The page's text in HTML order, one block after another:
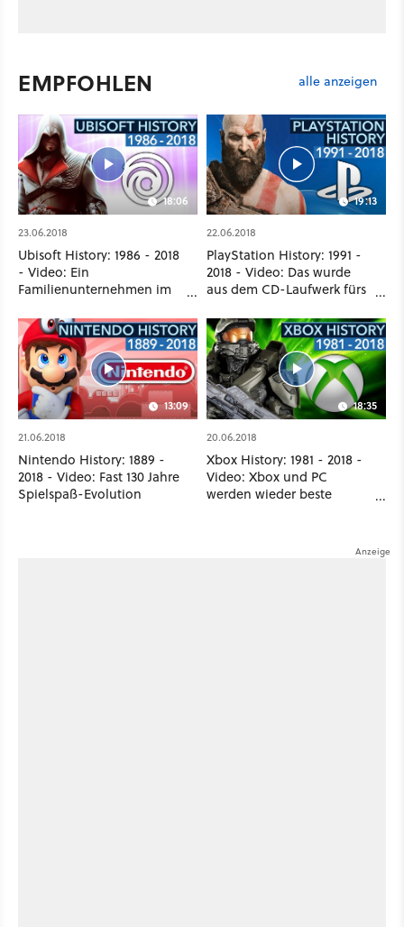
EMPFOHLEN alle anzeigen
18:06
23.06.2018
Ubisoft History: 1986 - 2018
- Video: Ein
Familienunternehmen im
19:13
22.06.2018
PlayStation History: 1991 -
2018 - Video: Das wurde
aus dem CD-Laufwerk fürs
13:09
21.06.2018
Nintendo History: 1889 -
2018 - Video: Fast 130 Jahre
Spielspaß-Evolution
18:35
20.06.2018
Xbox History: 1981 - 2018 -
Video: Xbox und PC
werden wieder beste